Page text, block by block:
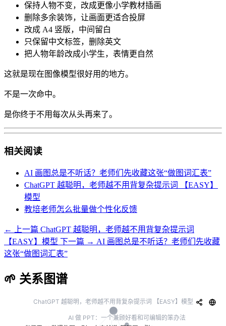
保持人物不变，改成更像小学教材插画
删除多余装饰，让画面更适合投屏
改成 A4 竖版，中间留白
只保留中文标签，删除英文
把人物年龄改成小学生，表情更自然
这就是现在图像模型很好用的地方。
不是一次命中。
是你终于不用每次从头再来了。
相关阅读
AI 画图总是不听话？老师们先收藏这张“做图词汇表”
ChatGPT 越聪明，老师越不用背复杂提示词 【EASY】
模型
教培老师怎么批量做个性化反馈
← 上一篇 ChatGPT 越聪明，老师越不用背复杂提示词
【EASY】模型 下一篇 → AI 画图总是不听话？老师们先收藏
这张“做图词汇表”
🌱 关系图谱